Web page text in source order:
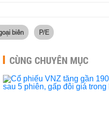
biên P/E
CÙNG CHUYÊN MỤC